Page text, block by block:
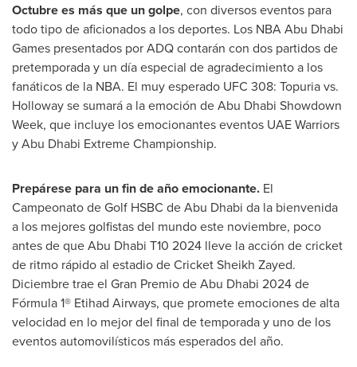
Octubre es más que un golpe, con diversos eventos para
todo tipo de aficionados a los deportes. Los NBA Abu Dhabi
Games presentados por ADQ contarán con dos partidos de
pretemporada y un día especial de agradecimiento a los
fanáticos de la NBA. El muy esperado UFC 308: Topuria vs.
Holloway se sumará a la emoción de Abu Dhabi Showdown
Week, que incluye los emocionantes eventos UAE Warriors
y Abu Dhabi Extreme Championship.
Prepárese para un fin de año emocionante. El
Campeonato de Golf HSBC deAbu Dhabi da la bienvenida
a los mejores golfistas del mundo este noviembre, poco
antes de queAbu Dhabi T10 2024 lleve la acción de cricket
de ritmo rápido al estadio de Cricket Sheikh Zayed.
Diciembre trae el Gran Premio deAbu Dhabi 2024 de
Fórmula 1® Etihad Airways, que promete emociones de alta
velocidad en lo mejor del final de temporada y uno de los
eventos automovilísticos más esperados del año.